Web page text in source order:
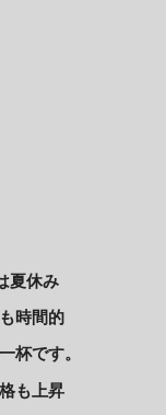
夏休み
時間的
杯です。
も上昇